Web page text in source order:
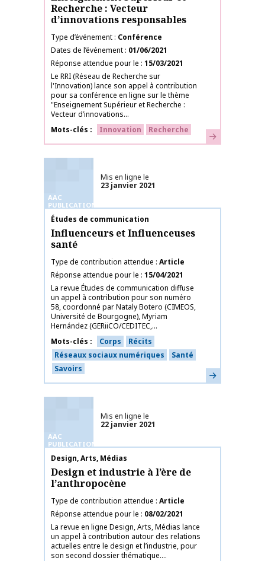
Recherche : Vecteur
d’innovations responsables
Type d’événement Conférence
Dates de l’événement 01/06/2021
Réponse attendue pour le 15/03/2021
Le RRI (Réseau de Recherche sur
l'Innovation) lance son appel à contribution
pour sa conférence en ligne sur le thème
"Enseignement Supérieur et Recherche :
Vecteur d’innovations...
Mots-clés
Innovation Recherche En savoir plus
AAC
PUBLICATIONS
Mis en ligne le
23 janvier 2021
Nom de la publication
Études de communication
Influenceurs et Influenceuses
santé
Type de contribution attendue Article
Réponse attendue pour le 15/04/2021
La revue Études de communication diffuse
un appel à contribution pour son numéro
58, coordonné par Nataly Botero (CIMEOS,
Université de Bourgogne), Myriam
Hernández (GERiiCO/CEDITEC,...
Mots-clés
Corps
Récits
Réseaux sociaux numériques
Santé
Savoirs
En savoir plus
AAC
PUBLICATIONS
Mis en ligne le
22 janvier 2021
Nom de la publication
Design, Arts, Médias
Design et industrie à l’ère de
l’anthropocène
Type de contribution attendue Article
Réponse attendue pour le
08/02/2021
La revue en ligne Design, Arts, Médias lance
un appel à contribution autour des relations
actuelles entre le design et l’industrie, pour
son second dossier thématique....